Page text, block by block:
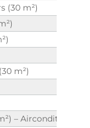
(30 m²)
m²)
– Airconditioning